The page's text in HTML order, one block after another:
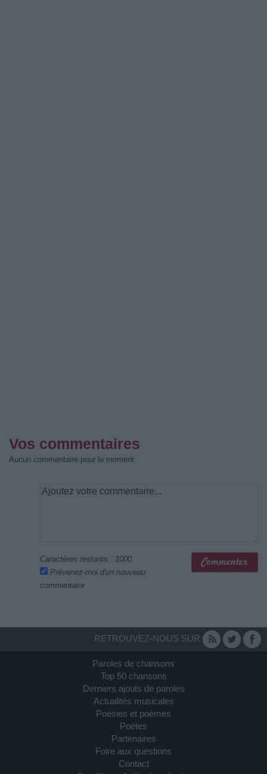
Vos commentaires
Aucun commentaire pour le moment
Caractères restants : 1000
Prévenez-moi d'un nouveau
commentaire
RETROUVEZ-NOUS SUR
Paroles de chansons
Top 50 chansons
Derniers ajouts de paroles
Actualités musicales
Poésies et poèmes
Poètes
Partenaires
Foire aux questions
Contact